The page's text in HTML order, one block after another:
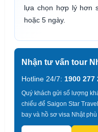
lựa chọn hợp lý hơn
hoặc 5 ngày.
Nhận tư vấn tour
Hotline 24/7: 1900 277
Quý khách gửi số lượng
chiếu để Saigon Star
bay và hồ sơ visa Nhật